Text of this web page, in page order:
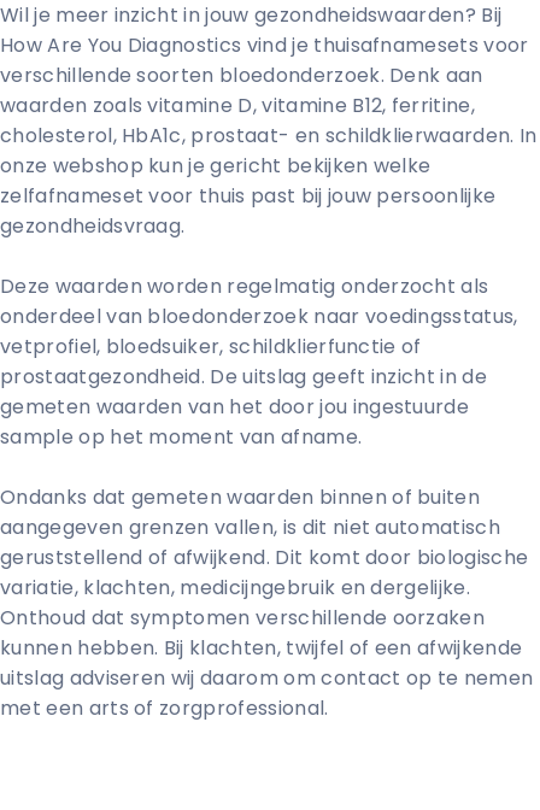
Wil je meer inzicht in jouw gezondheidswaarden? Bij
How Are You Diagnostics vind je thuisafnamesets voor
verschillende soorten bloedonderzoek. Denk aan
waarden zoals vitamine D, vitamine B12, ferritine,
cholesterol, HbA1c, prostaat- en schildklierwaarden. In
onze webshop kun je gericht bekijken welke
zelfafnameset voor thuis past bij jouw persoonlijke
gezondheidsvraag.
Deze waarden worden regelmatig onderzocht als
onderdeel van bloedonderzoek naar voedingsstatus,
vetprofiel, bloedsuiker, schildklierfunctie of
prostaatgezondheid. De uitslag geeft inzicht in de
gemeten waarden van het door jou ingestuurde
sample op het moment van afname.
Ondanks dat gemeten waarden binnen of buiten
aangegeven grenzen vallen, is dit niet automatisch
geruststellend of afwijkend. Dit komt door biologische
variatie, klachten, medicijngebruik en dergelijke.
Onthoud dat symptomen verschillende oorzaken
kunnen hebben. Bij klachten, twijfel of een afwijkende
uitslag adviseren wij daarom om contact op te nemen
met een arts of zorgprofessional.